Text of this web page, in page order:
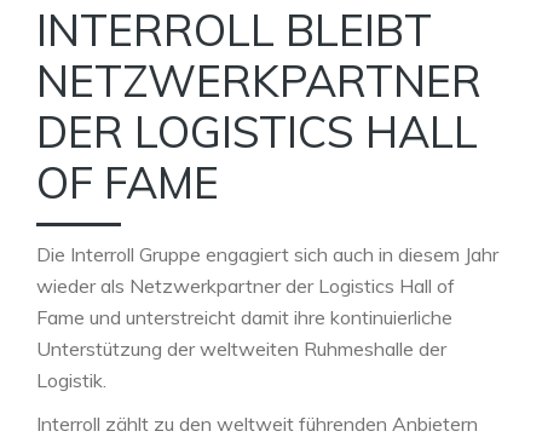
INTERROLL BLEIBT
NETZWERKPARTNER
DER LOGISTICS HALL
OF FAME
Die Interroll Gruppe engagiert sich auch in diesem Jahr
wieder als Netzwerkpartner der Logistics Hall of
Fame und unterstreicht damit ihre kontinuierliche
Unterstützung der weltweiten Ruhmeshalle der
Logistik.
Interroll zählt zu den weltweit führenden Anbietern